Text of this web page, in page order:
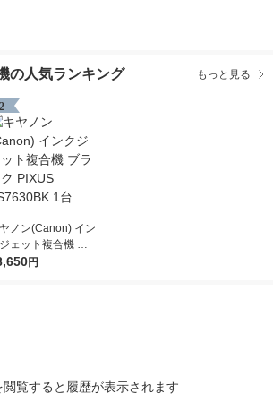
の人気ランキング もっと見る
2
ノン(Canon) イン
ェット複合機 ブ
ク PIXUS TS763
円
閲覧すると履歴が表示されます